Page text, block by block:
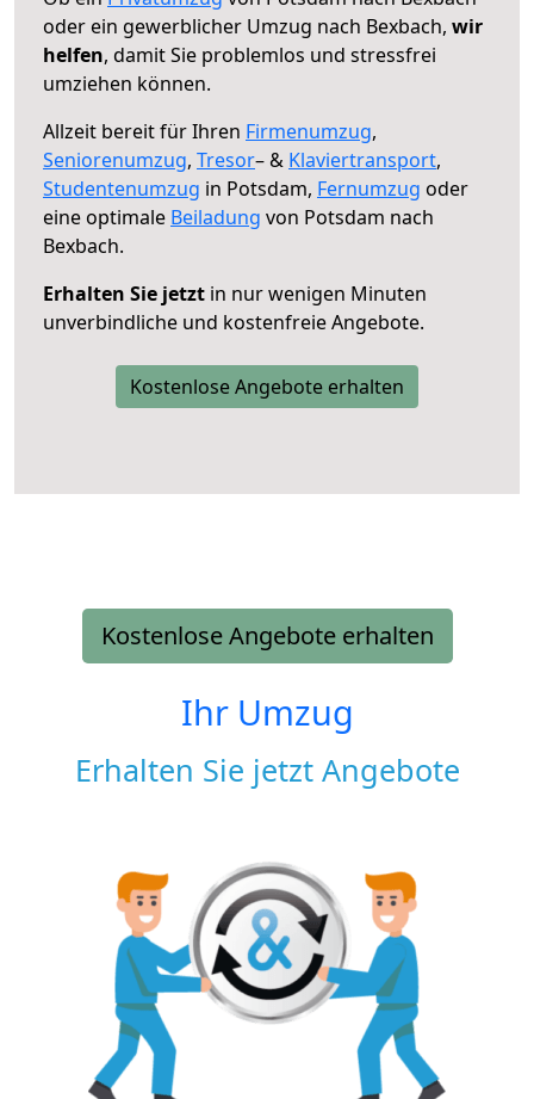
oder ein gewerblicher Umzug nach Bexbach, wir
helfen, damit Sie problemlos und stressfrei
umziehen können.
Allzeit bereit für Ihren Firmenumzug,
Seniorenumzug, Tresor– & Klaviertransport,
Studentenumzug in Potsdam, Fernumzug oder
eine optimale Beiladung von Potsdam nach
Bexbach.
Erhalten Sie jetzt in nur wenigen Minuten
unverbindliche und kostenfreie Angebote.
Kostenlose Angebote erhalten
Kostenlose Angebote erhalten
Ihr Umzug
Erhalten Sie jetzt Angebote